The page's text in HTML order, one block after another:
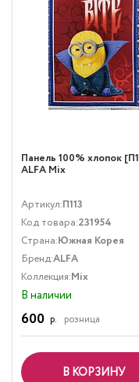
Панель 100% хлопок
ALFA Mix
Артикул:П113
Код товара:231954
Страна:Южная Корея
Бренд:ALFA
Коллекция:Mix
В наличии
600 р. розница
В КОРЗИНУ